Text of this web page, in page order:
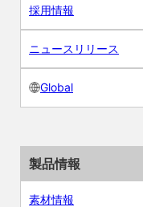
採用情報
ニュースリリース
Global
製品情報
素材情報